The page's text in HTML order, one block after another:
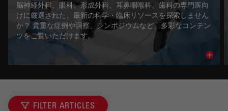
脳神経外科、眼科、形成外科、耳鼻咽喉科、歯科の専門医向
けに厳選された、最新の科学・臨床リソースを探索しません
か？ 貴重な症例や洞察、シンポジウムなど、多彩なコンテン
ツをご覧いただけます。
FILTER ARTICLES